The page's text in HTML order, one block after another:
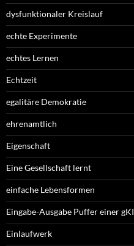
dysfunktionaler Kreislauf
echte Experimente
echtes Lernen
Echtzeit
egalitäre Demokratie
ehrenamtlich
Eigenschaft
Eine Gesellschaft lernt
einfache Lebensformen
Eingabe-Ausgabe Puffer einer gKI
Einlaufwerk